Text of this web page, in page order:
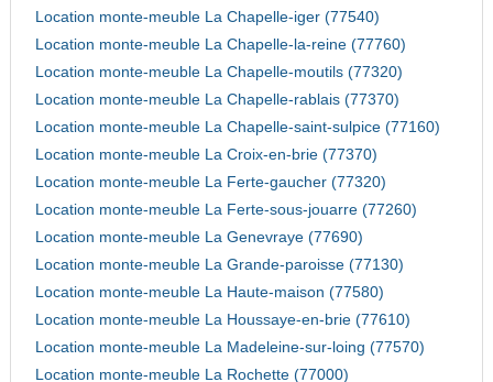
Location monte-meuble La Chapelle-iger (77540)
Location monte-meuble La Chapelle-la-reine (77760)
Location monte-meuble La Chapelle-moutils (77320)
Location monte-meuble La Chapelle-rablais (77370)
Location monte-meuble La Chapelle-saint-sulpice (77160)
Location monte-meuble La Croix-en-brie (77370)
Location monte-meuble La Ferte-gaucher (77320)
Location monte-meuble La Ferte-sous-jouarre (77260)
Location monte-meuble La Genevraye (77690)
Location monte-meuble La Grande-paroisse (77130)
Location monte-meuble La Haute-maison (77580)
Location monte-meuble La Houssaye-en-brie (77610)
Location monte-meuble La Madeleine-sur-loing (77570)
Location monte-meuble La Rochette (77000)